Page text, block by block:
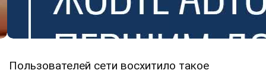
Пользователей сети восхитило такое